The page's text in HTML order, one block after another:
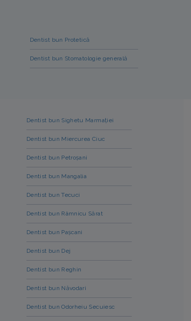
Dentist bun Protetică
Dentist bun Stomatologie generală
Dentist bun Sighetu Marmației
Dentist bun Miercurea Ciuc
Dentist bun Petroșani
Dentist bun Mangalia
Dentist bun Tecuci
Dentist bun Râmnicu Sărat
Dentist bun Pașcani
Dentist bun Dej
Dentist bun Reghin
Dentist bun Năvodari
Dentist bun Odorheiu Secuiesc